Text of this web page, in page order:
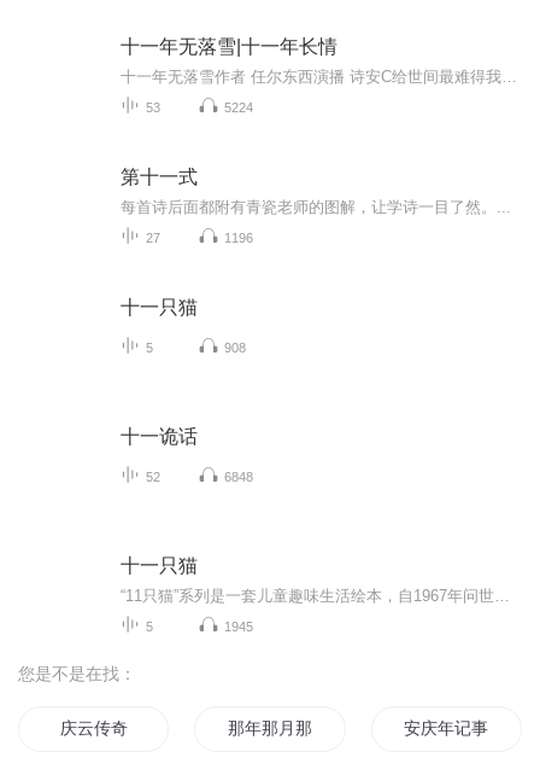
十一年无落雪|十一年长情
53 5224
第十一式
每首诗后面都附有青瓷老师的图解，让学诗一目了然。...
27 1196
十一只猫
5 908
十一诡话
52 6848
十一只猫
5 1945
您是不是在找：
庆云传奇 那年那月那时节 安庆年记事